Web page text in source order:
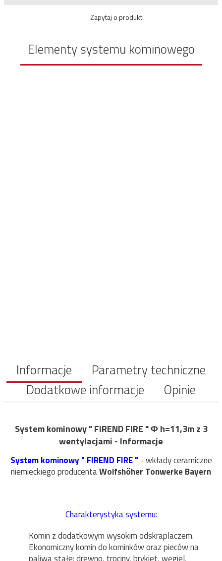
Zapytaj o produkt
Elementy systemu kominowego
Informacje
Parametry techniczne
Dodatkowe informacje
Opinie
System kominowy " FIREND FIRE " Φ h=11,3m z 3
wentylacjami - Informacje
System kominowy " FIREND FIRE " - wkłady ceramiczne
niemieckiego producentaWolfshöher Tonwerke Bayern
Charakterystyka systemu:
Komin z dodatkowym wysokim odskraplaczem.
Ekonomiczny komin do kominków oraz pieców na